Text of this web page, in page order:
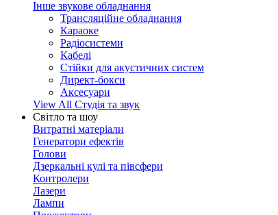
Інше звукове обладнання
Трансляційне обладнання
Караоке
Радіосистеми
Кабелі
Стійки для акустичних систем
Директ-бокси
Аксесуари
View All Студія та звук
Світло та шоу
Витратні матеріали
Генератори ефектів
Голови
Дзеркальні кулі та півсфери
Контролери
Лазери
Лампи